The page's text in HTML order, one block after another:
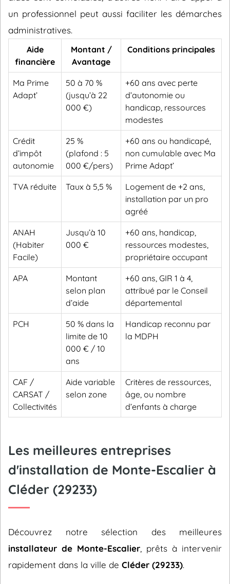
un professionnel peut aussi faciliter les démarches
administratives.
Aide
financière
Montant /
Avantage
Conditions principales
Ma Prime
Adapt’
50 à 70 %
(jusqu’à 22
000 €)
+60 ans avec perte
d’autonomie ou
handicap, ressources
modestes
Crédit
d’impôt
autonomie
25 %
(plafond : 5
000 €/pers)
+60 ans ou handicapé,
non cumulable avec Ma
Prime Adapt’
TVA réduite Taux à 5,5 %
Logement de +2 ans,
installation par un pro
agréé
ANAH
(Habiter
Facile)
Jusqu’à 10
000 €
+60 ans, handicap,
ressources modestes,
propriétaire occupant
APA
Montant
selon plan
d’aide
+60 ans, GIR 1 à 4,
attribué par le Conseil
départemental
PCH
50 % dans la
limite de 10
000 € / 10
ans
Handicap reconnu par
la MDPH
CAF /
CARSAT /
Collectivités
Aide variable
selon zone
Critères de ressources,
âge, ou nombre
d’enfants à charge
Les meilleures entreprises
d'installation de Monte-Escalier à
Cléder (29233)
Découvrez notre sélection des meilleures
installateur de Monte-Escalier , prêts à intervenir
rapidement dans la ville de Cléder (29233).